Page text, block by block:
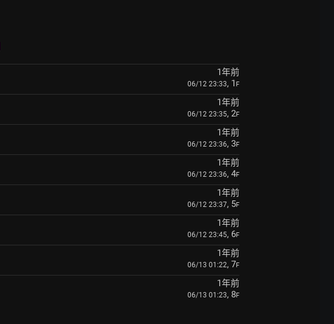
1年前
06/12 23:33, 1 F
1年前
06/12 23:35, 2F
1年前
06/12 23:36, 3F
1年前
06/12 23:36, 4F
1年前
06/12 23:37, 5F
1年前
06/12 23:45, 6F
1年前
06/13 01:22, 7F
1年前
06/13 01:23, 8F